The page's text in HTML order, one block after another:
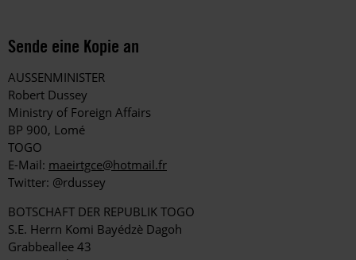
Sende eine Kopie an
AUSSENMINISTER
Robert Dussey
Ministry of Foreign Affairs
BP 900, Lomé
TOGO
E-Mail: maeirtgce@hotmail.fr
Twitter: @rdussey
BOTSCHAFT DER REPUBLIK TOGO
S.E. Herrn Komi Bayédzè Dagoh
Grabbeallee 43